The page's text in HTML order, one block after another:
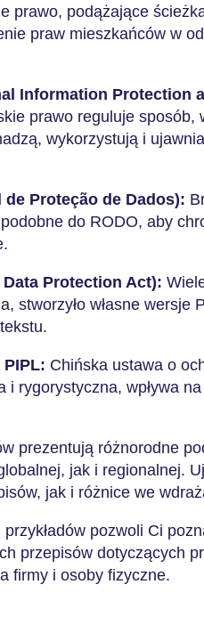
prawo, podążające
praw mieszkańców w
Information Protection
prawo reguluje sposób,
wykorzystują i
de Proteção de Dados):
do RODO, aby
Data Protection Act):
stworzyło własne wersje
Chińska ustawa o
i rygorystyczna, wpływa
prezentują różnorodne
jak i regionalnej.
jak i różnice we
pozwoli Ci
przepisów dotyczących
firmy i osoby fizyczne.